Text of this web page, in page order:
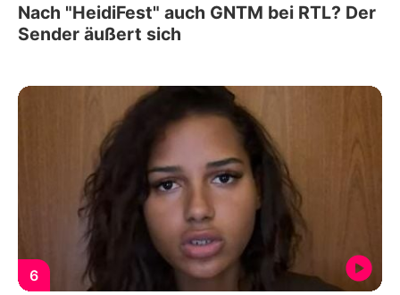
Nach "HeidiFest" auch GNTM bei RTL? Der
Sender äußert sich
6